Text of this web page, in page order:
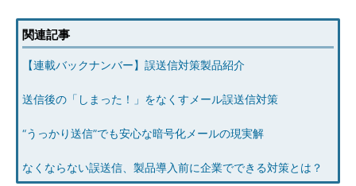
関連記事
【連載バックナンバー】誤送信対策製品紹介
送信後の「しまった！」をなくすメール誤送信対策
“うっかり送信”でも安心な暗号化メールの現実解
なくならない誤送信、製品導入前に企業でできる対策とは？